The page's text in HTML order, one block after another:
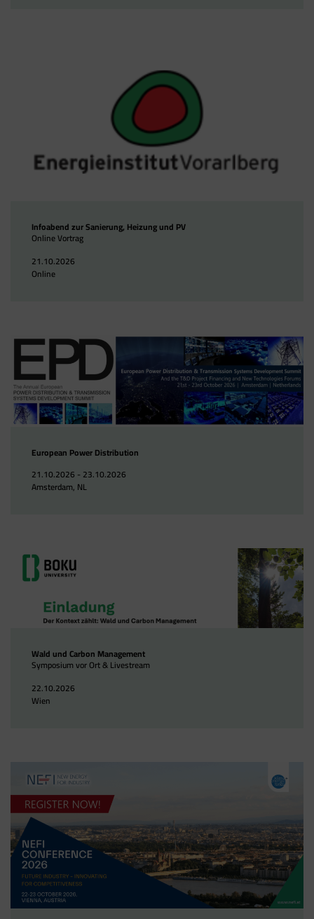
Infoabend zur Sanierung, Heizung und PV
Online Vortrag
21.10.2026
Online
European Power Distribution
21.10.2026 - 23.10.2026
Amsterdam, NL
Wald und Carbon Management
Symposium vor Ort & Livestream
22.10.2026
Wien